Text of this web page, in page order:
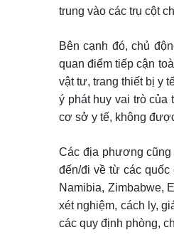
trung vào các trụ cột
Bên cạnh đó, chủ
quan điểm tiếp cận
vật tư, trang thiết bị y
ý phát huy vai trò của
cơ sở y tế, không
Các địa phương
đến/đi về từ các
Namibia, Zimbabwe,
xét nghiệm, cách ly,
các quy định phòng,